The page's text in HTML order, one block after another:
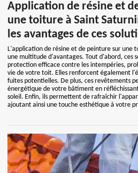
Application de résine et
une toiture à Saint
les avantages de ces
L'application de résine et de peinture sur une
une multitude d'avantages. Tout d'abord, ces
protection efficace contre les intempéries,
vie de votre toit. Elles renforcent également
fuites potentielles. De plus, ces revêtements
énergétique de votre bâtiment en
soleil. Enfin, ils permettent de rafraîchir
ajoutant ainsi une touche esthétique à votre